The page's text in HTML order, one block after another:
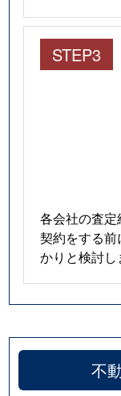
STEP3
各会社の査定
契約をする
かりと検討し
不